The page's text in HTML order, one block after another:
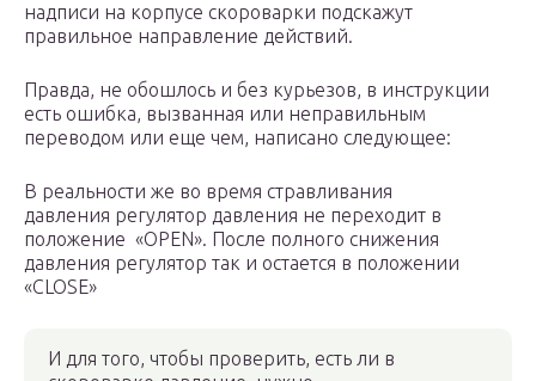
надписи на корпусе скороварки подскажут
правильное направление действий.
Правда, не обошлось и без курьезов, в инструкции
есть ошибка, вызванная или неправильным
переводом или еще чем, написано следующее:
В реальности же во время стравливания
давления регулятор давления не переходит в
положение «OPEN». После полного снижения
давления регулятор так и остается в положении
«CLOSE»
И для того, чтобы проверить, есть ли в